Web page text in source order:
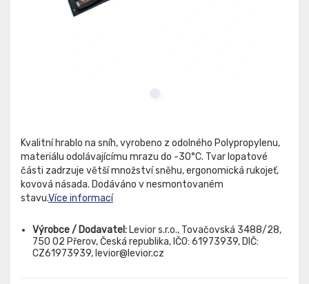
Kvalitní hrablo na sníh, vyrobeno z odolného Polypropylenu,
materiálu odolávajícímu mrazu do -30°C. Tvar lopatové
části zadrzuje větší množství sněhu, ergonomická rukojeť,
kovová násada. Dodáváno v nesmontovaném
stavu.Více informací
Výrobce / Dodavatel: Levior s.r.o., Tovačovská 3488/28,
750 02 Přerov, Česká republika, IČO: 61973939, DIČ:
CZ61973939, levior@levior.cz